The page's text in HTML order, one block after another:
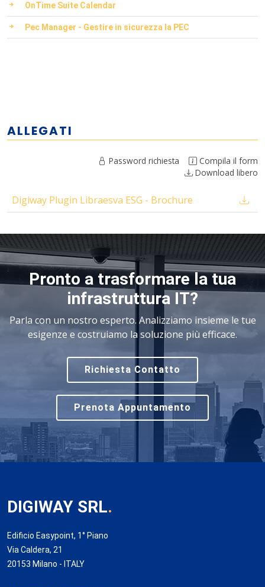
OnTime Suite Calendar
Pec Manager - Gestire in sicurezza la PEC
ALLEGATI
Password richiesta
Compila il form
Download libero
Digiway Plugin Libraesva ESG - Brochure
Pronto a trasformare la tua
infrastruttura IT?
Parla con un nostro esperto. Analizziamo insieme le tue
esigenze e costruiamo la soluzione più efficace.
Richiesta Contatto
Prenota Appuntamento
DIGIWAY SRL.
Edificio Easypoint, 1° Piano
Via Caldera, 21
20153 Milano - ITALY